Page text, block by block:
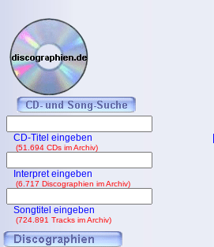
CD-Titel eingeben
(51.694 CDs im Archiv)
Interpret eingeben
(6.717 Discographien im Archiv)
Songtitel eingeben
(724.891 Tracks im Archiv)